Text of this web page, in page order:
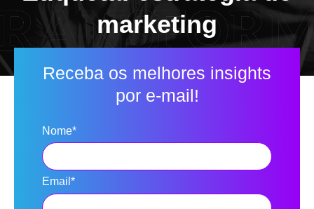
marketing
Receba os melhores insights
por e-mail!
Nome*
Email*